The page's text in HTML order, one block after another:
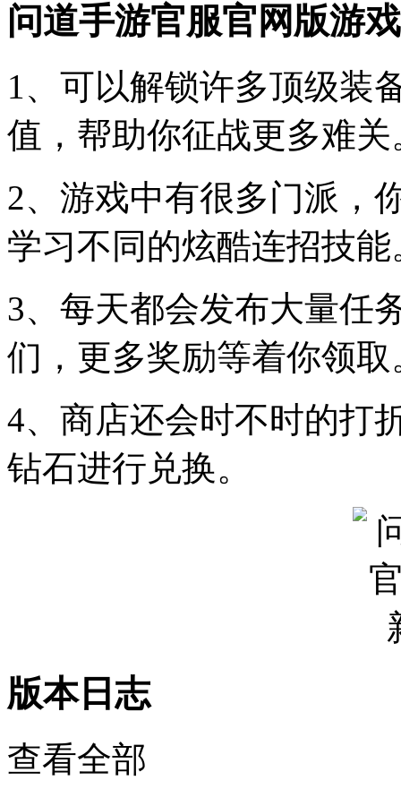
问道手游官服官网版游
1、可以解锁许多顶级装
值，帮助你征战更多难关
2、游戏中有很多门派，
学习不同的炫酷连招技能
3、每天都会发布大量任
们，更多奖励等着你领取
4、商店还会时不时的打
钻石进行兑换。
版本日志
查看全部